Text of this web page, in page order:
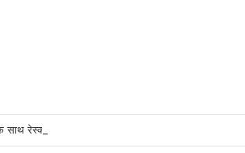
रेस्क्यू हुआ अजगर